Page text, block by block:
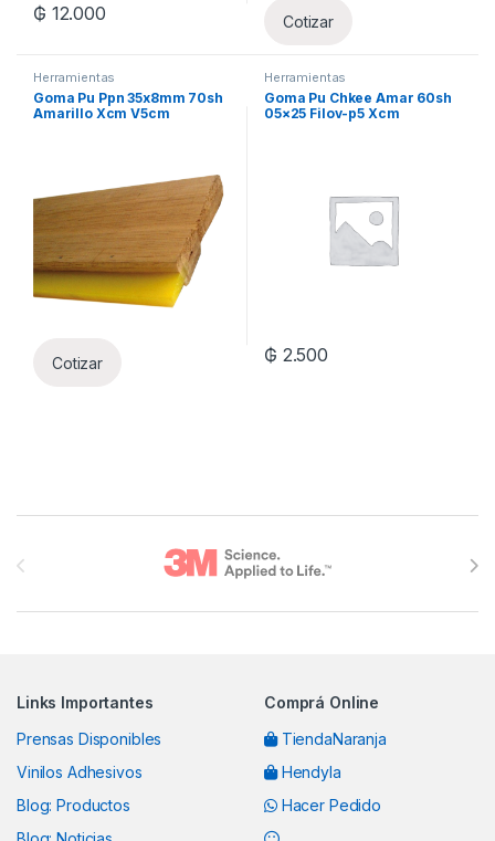
₲ 12.000 Cotizar
Herramientas
Goma Pu Ppn 35x8mm 70sh
Amarillo Xcm V5cm
Cotizar
Herramientas
Goma Pu Chkee Amar 60sh
05×25 Filov-p5 Xcm
₲ 2.500
Links Importantes
Prensas Disponibles
Vinilos Adhesivos
Blog: Productos
Comprá Online
TiendaNaranja
Hendyla
Hacer Pedido